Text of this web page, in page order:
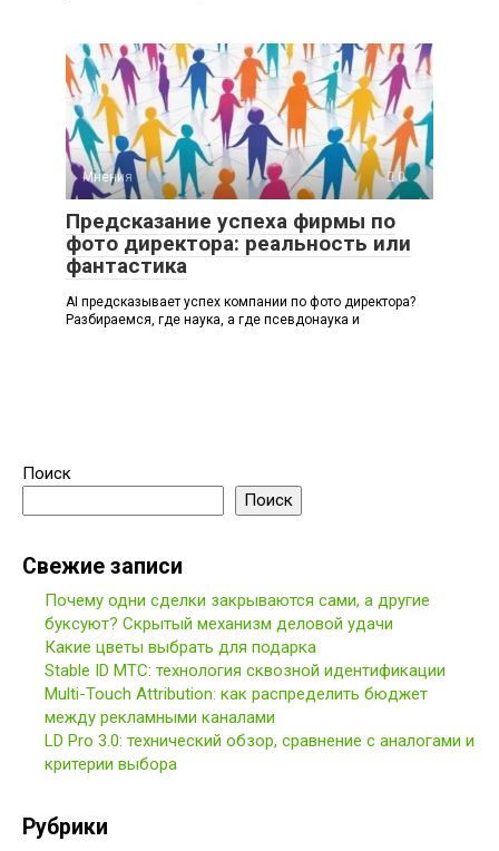
Мнения 0
Предсказание успеха фирмы по
фото директора: реальность или
фантастика
AI предсказывает успех компании по фото директора?
Разбираемся, где наука, а где псевдонаука и
Поиск
Поиск
Свежие записи
Почему одни сделки закрываются сами, а другие
буксуют? Скрытый механизм деловой удачи
Какие цветы выбрать для подарка
Stable ID МТС: технология сквозной идентификации
Multi-Touch Attribution: как распределить бюджет
между рекламными каналами
LD Pro 3.0: технический обзор, сравнение с аналогами и
критерии выбора
Рубрики